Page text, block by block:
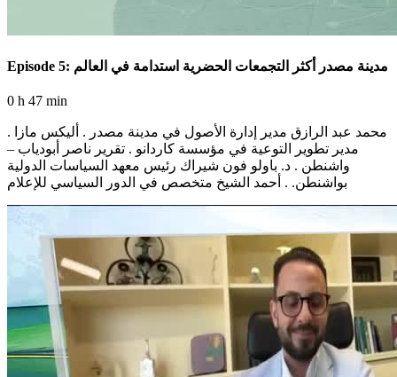
Episode 5: مدينة مصدر أكثر التجمعات الحضرية استدامة في العالم
0 h 47 min
. محمد عبد الرازق مدير إدارة الأصول في مدينة مصدر . أليكس مازا
مدير تطوير التوعية في مؤسسة كاردانو . تقرير ناصر أبودياب –
واشنطن . د. باولو فون شيراك رئيس معهد السياسات الدولية
بواشنطن. . أحمد الشيخ متخصص في الدور السياسي للإعلام